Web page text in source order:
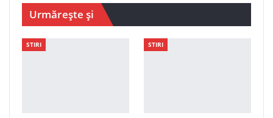
Urmărește și
STIRI STIRI